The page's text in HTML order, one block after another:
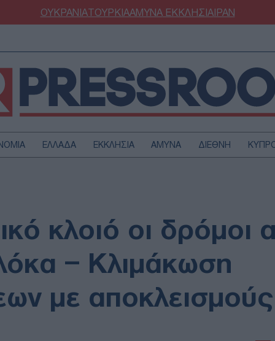
ΟΥΚΡΑΝΙΑΤΟΥΡΚΙΑΑΜΥΝΑΕΚΚΛΗΣΙΑΙΡΑΝ
ΕΛΛΑΔΑ ΕΚΚΛΗΣΙΑ ΑΜΥΝΑ ΔΙΕΘΝΗ
ΥΓΕΙΑ
ΑΡΘΡΟΓΡΑΦΙΑ
κλοιό οι δρόμοι
– Κλιμάκωση
με αποκλεισμούς